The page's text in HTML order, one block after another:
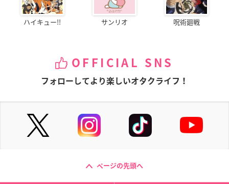
ハイキュー!! サンリオ 呪術廻戦
OFFICIAL SNS
フォローしてより楽しいオタクライフ！
ページの先頭へ